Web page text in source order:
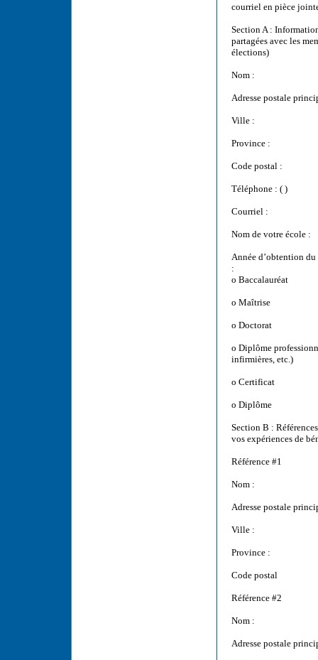
courriel en pièce
Section A :
partagées avec les
élections)
Nom :
Adresse postale
Ville :
Province :
Code postal :
Téléphone : ( )
Courriel :
Nom de votre école :
Année d’obtention
:
o Baccalauréat
o Maîtrise
o Doctorat
o Diplôme
infirmières, etc.)
o Certificat
o Diplôme
Section B :
vos expériences de
Référence #1
Nom :
Adresse postale
Ville :
Province :
Code postal
Référence #2
Nom :
Adresse postale